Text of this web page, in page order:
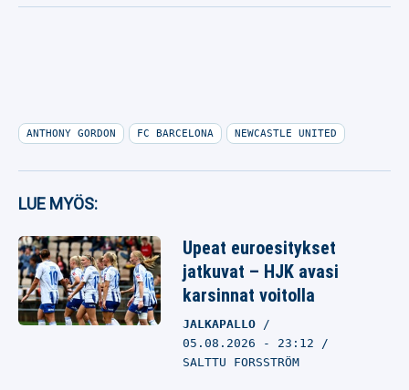
ANTHONY GORDON FC BARCELONA NEWCASTLE UNITED
LUE MYÖS:
Upeat euroesitykset
jatkuvat – HJK avasi
karsinnat voitolla
JALKAPALLO
05.08.2026 - 23:12
SALTTU FORSSTRÖM